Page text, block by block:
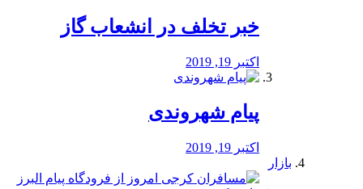
خبر تخلف در انشعاب گاز
اکتبر 19, 2019
پیام شهروندی
اکتبر 19, 2019
بازار